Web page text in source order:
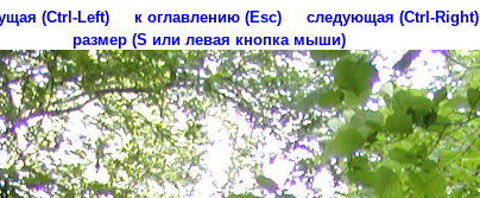
(Ctrl-Left) к оглавлению (Esc)
следующая (Ctrl-Right)
размер (S или левая кнопка мыши)